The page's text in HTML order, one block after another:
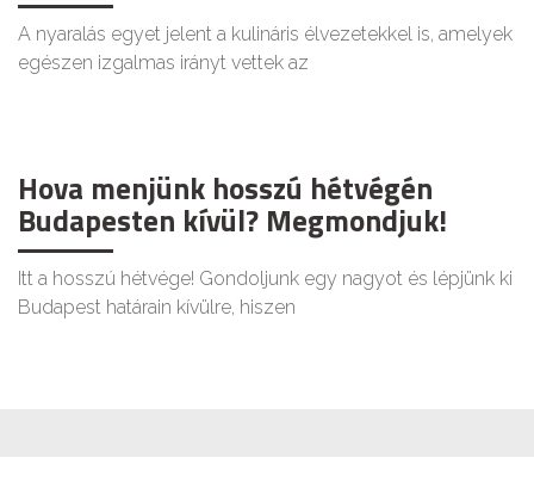
A nyaralás egyet jelent a kulináris élvezetekkel is, amelyek
egészen izgalmas irányt vettek az
Hova menjünk hosszú hétvégén
Budapesten kívül? Megmondjuk!
Itt a hosszú hétvége! Gondoljunk egy nagyot és lépjünk ki
Budapest határain kívülre, hiszen